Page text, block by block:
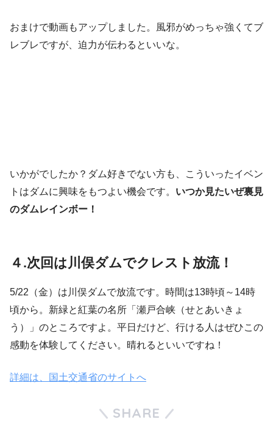
おまけで動画もアップしました。風邪がめっちゃ強くてブ
レブレですが、迫力が伝わるといいな。
いかがでしたか？ダム好きでない方も、こういったイベン
トはダムに興味をもつよい機会です。 いつか見たいぜ裏見
のダムレインボー！
４.次回は川俣ダムでクレスト放流！
5/22（金）は川俣ダムで放流です。時間は13時頃～14時
頃から。新緑と紅葉の名所「瀬戸合峡（せとあいきょ
う）」のところですよ。平日だけど、行ける人はぜひこの
感動を体験してください。晴れるといいですね！
詳細は、国土交通省のサイトへ
SHARE